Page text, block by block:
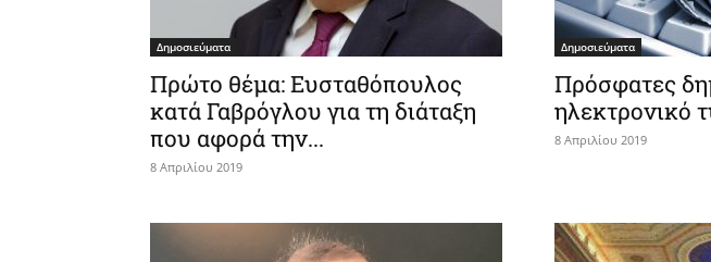
Δημοσιεύματα
Πρώτο θέμα: Ευσταθόπουλος
κατά Γαβρόγλου για τη διάταξη
που αφορά την...
8 Απριλίου 2019
Δημοσιεύματα
Πρόσφατες
ηλεκτρονικό
8 Απριλίου 2019